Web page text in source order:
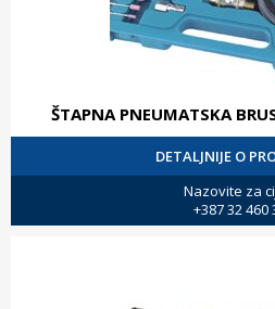
ŠTAPNA PNEUMATSKA
DETALJNIJE O
Nazovite za
+387 32 460